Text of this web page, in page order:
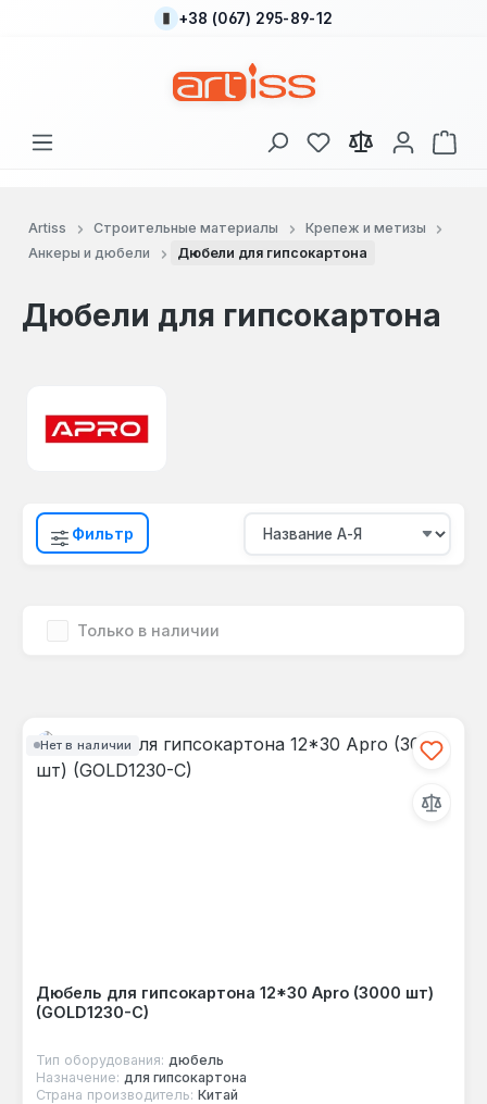
Перейти к основному содержанию
+38 (067) 295-89-12
У вас есть товары
В
Artiss Строительные материалы
Крепеж и метизы
Анкеры и дюбели
Дюбели для гипсокартона
Дюбели для гипсокартона
Фильтр
Только в наличии
Нет в наличии
Дюбель для гипсокартона 12*30 Apro (3000 шт)
(GOLD1230-C)
Тип оборудования: дюбель
Назначение: для гипсокартона
Страна производитель: Китай